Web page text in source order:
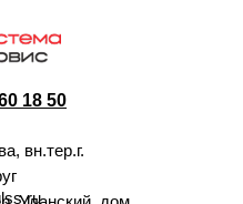
18 50
вн.тер.г.